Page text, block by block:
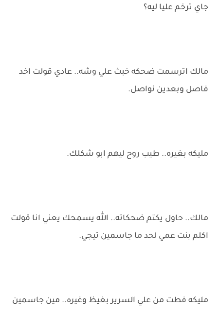
جاي ترخم عليا ليه؟
مالك اترسمت ضحكه خبث علي وشه.. عادي قولت اخد
فاصل وبعدين نواصل.
مليكه بغيره.. طيب روح ليهم ابو شكلك.
مالك.. حاول يكتم ضحكاته.. الله يسمحك يعني انا قولت
اكلم بنت عمي لحد ما جاسمين تيجي.
مليكه فطت من علي السرير بغيظ وغيره.. مين جاسمين